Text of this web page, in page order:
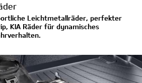
Leichtmetallräder, perfekter
KIA Räder für dynamisches